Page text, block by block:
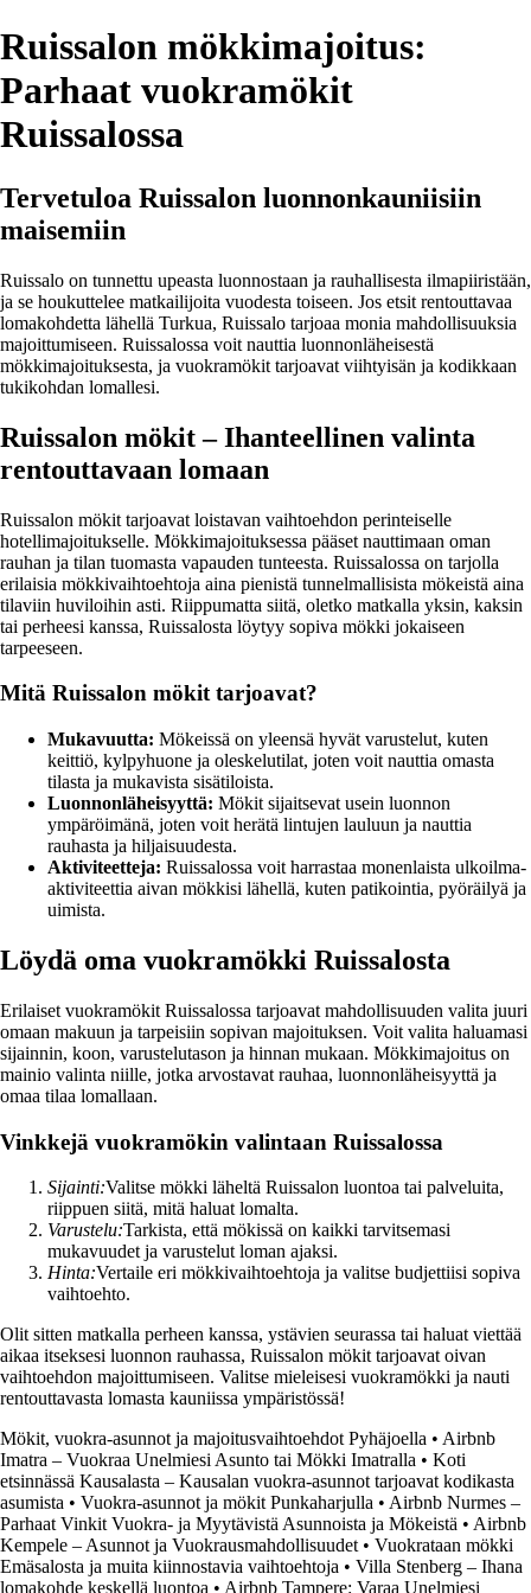
Ruissalon mökkimajoitus:
Parhaat vuokramökit
Ruissalossa
Tervetuloa Ruissalon luonnonkauniisiin
maisemiin
Ruissalo on tunnettu upeasta luonnostaan ja rauhallisesta ilmapiiristään,
ja se houkuttelee matkailijoita vuodesta toiseen. Jos etsit rentouttavaa
lomakohdetta lähellä Turkua, Ruissalo tarjoaa monia mahdollisuuksia
majoittumiseen. Ruissalossa voit nauttia luonnonläheisestä
mökkimajoituksesta, ja vuokramökit tarjoavat viihtyisän ja kodikkaan
tukikohdan lomallesi.
Ruissalon mökit – Ihanteellinen valinta
rentouttavaan lomaan
Ruissalon mökit tarjoavat loistavan vaihtoehdon perinteiselle
hotellimajoitukselle. Mökkimajoituksessa pääset nauttimaan oman
rauhan ja tilan tuomasta vapauden tunteesta. Ruissalossa on tarjolla
erilaisia mökkivaihtoehtoja aina pienistä tunnelmallisista mökeistä aina
tilaviin huviloihin asti. Riippumatta siitä, oletko matkalla yksin, kaksin
tai perheesi kanssa, Ruissalosta löytyy sopiva mökki jokaiseen
tarpeeseen.
Mitä Ruissalon mökit tarjoavat?
Mukavuutta: Mökeissä on yleensä hyvät varustelut, kuten
keittiö, kylpyhuone ja oleskelutilat, joten voit nauttia omasta
tilasta ja mukavista sisätiloista.
Luonnonläheisyyttä: Mökit sijaitsevat usein luonnon
ympäröimänä, joten voit herätä lintujen lauluun ja nauttia
rauhasta ja hiljaisuudesta.
Aktiviteetteja: Ruissalossa voit harrastaa monenlaista ulkoilma-
aktiviteettia aivan mökkisi lähellä, kuten patikointia, pyöräilyä ja
uimista.
Löydä oma vuokramökki Ruissalosta
Erilaiset vuokramökit Ruissalossa tarjoavat mahdollisuuden valita juuri
omaan makuun ja tarpeisiin sopivan majoituksen. Voit valita haluamasi
sijainnin, koon, varustelutason ja hinnan mukaan. Mökkimajoitus on
mainio valinta niille, jotka arvostavat rauhaa, luonnonläheisyyttä ja
omaa tilaa lomallaan.
Vinkkejä vuokramökin valintaan Ruissalossa
Sijainti:Valitse mökki läheltä Ruissalon luontoa tai palveluita,
riippuen siitä, mitä haluat lomalta.
Varustelu:Tarkista, että mökissä on kaikki tarvitsemasi
mukavuudet ja varustelut loman ajaksi.
Hinta:Vertaile eri mökkivaihtoehtoja ja valitse budjettiisi sopiva
vaihtoehto.
Olit sitten matkalla perheen kanssa, ystävien seurassa tai haluat viettää
aikaa itseksesi luonnon rauhassa, Ruissalon mökit tarjoavat oivan
vaihtoehdon majoittumiseen. Valitse mieleisesi vuokramökki ja nauti
rentouttavasta lomasta kauniissa ympäristössä!
Mökit, vuokra-asunnot ja majoitusvaihtoehdot Pyhäjoella • Airbnb
Imatra – Vuokraa Unelmiesi Asunto tai Mökki Imatralla • Koti
etsinnässä Kausalasta – Kausalan vuokra-asunnot tarjoavat kodikasta
asumista • Vuokra-asunnot ja mökit Punkaharjulla • Airbnb Nurmes –
Parhaat Vinkit Vuokra- ja Myytävistä Asunnoista ja Mökeistä • Airbnb
Kempele – Asunnot ja Vuokrausmahdollisuudet • Vuokrataan mökki
Emäsalosta ja muita kiinnostavia vaihtoehtoja • Villa Stenberg – Ihana
lomakohde keskellä luontoa • Airbnb Tampere: Varaa Unelmiesi